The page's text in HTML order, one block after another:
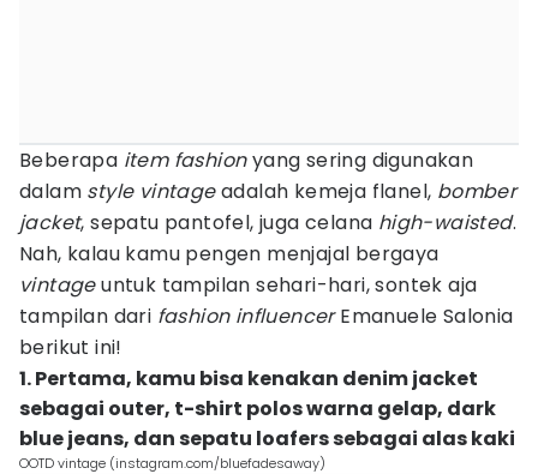
Beberapa item fashionyang sering digunakan
dalam style vintageadalah kemeja flanel, bomber
jacket, sepatu pantofel, juga celana high-waisted.
Nah, kalau kamu pengen menjajal bergaya
vintageuntuk tampilan sehari-hari, sontek aja
tampilan dari fashion influencerEmanuele Salonia
berikut ini!
1. Pertama, kamu bisa kenakan denim jacket
sebagai outer, t-shirt polos warna gelap, dark
blue jeans, dan sepatu loafers sebagai alas kaki
OOTD vintage (instagram.com/bluefadesaway)